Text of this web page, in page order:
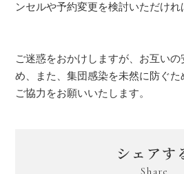
ンセルや予約変更を検討いただけれ
ご迷惑をおかけしますが、お互い
め、また、集団感染を未然に防ぐた
ご協力をお願いいたします。
シェアす
Share